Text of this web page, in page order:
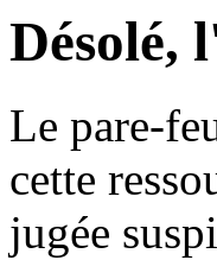
Désolé,
Le pare-
cette
jugée